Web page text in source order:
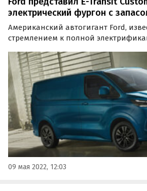
электрический фургон с
Американский автогигант Ford,
стремлением к полной
представив совершенно новую
электричестве, получившую
09 мая 2022, 12:03